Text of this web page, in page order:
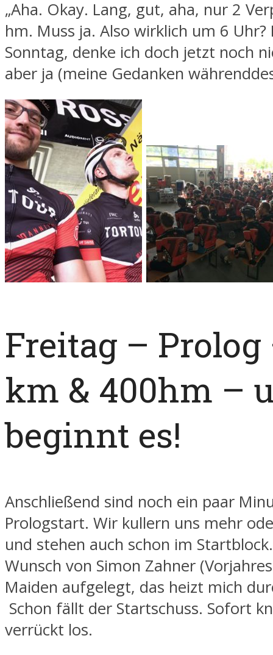
„Aha. Okay. Lang, gut, aha, nur 2
hm. Muss ja. Also wirklich um 6 Uhr?
Sonntag, denke ich doch jetzt noch
aber ja (meine Gedanken
Freitag – Prolog
km & 400hm –
beginnt es!
Anschließend sind noch ein paar
Prologstart. Wir kullern uns mehr
und stehen auch schon im
Wunsch von Simon Zahner
Maiden aufgelegt, das heizt mich
Schon fällt der Startschuss. Sofort
verrückt los.